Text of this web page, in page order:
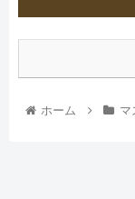
ホーム マ